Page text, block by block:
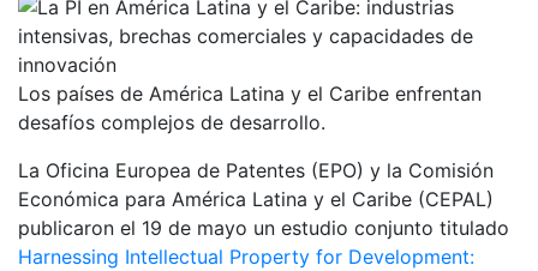
Los países de América Latina y el Caribe enfrentan
desafíos complejos de desarrollo.
La Oficina Europea de Patentes (EPO) y la Comisión
Económica para América Latina y el Caribe (CEPAL)
publicaron el 19 de mayo un estudio conjunto titulado
Harnessing Intellectual Property for Development: